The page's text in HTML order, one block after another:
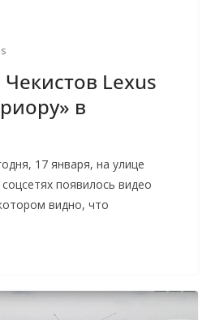
Lexus
в
17 января, на улице
появилось видео
видно, что